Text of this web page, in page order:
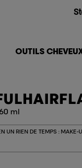
OUTILS
ml
UN RIEN DE TEMPS : MAKE-